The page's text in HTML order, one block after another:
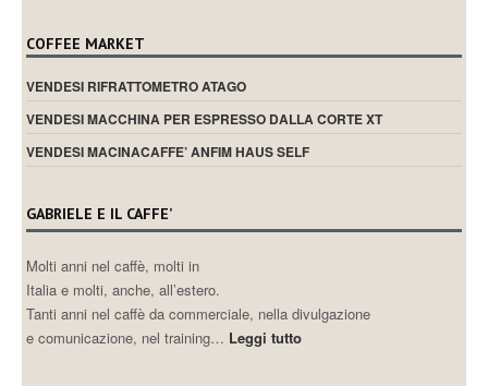
COFFEE MARKET
VENDESI RIFRATTOMETRO ATAGO
VENDESI MACCHINA PER ESPRESSO DALLA CORTE XT
VENDESI MACINACAFFE’ ANFIM HAUS SELF
GABRIELE E IL CAFFE’
Molti anni nel caffè, molti in
Italia e molti, anche, all’estero.
Tanti anni nel caffè da commerciale, nella divulgazione
e comunicazione, nel training… Leggi tutto